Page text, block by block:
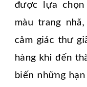
được lựa
màu trang
cảm giác thư
hàng khi đến
biến những